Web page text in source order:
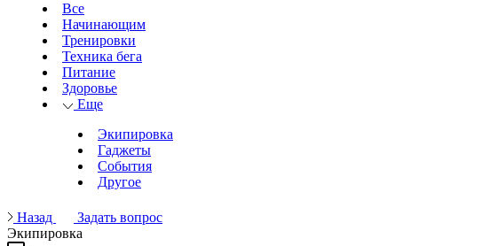
Все
Начинающим
Тренировки
Техника бега
Питание
Здоровье
Еще
Экипировка
Гаджеты
События
Другое
Назад
Задать вопрос
Экипировка